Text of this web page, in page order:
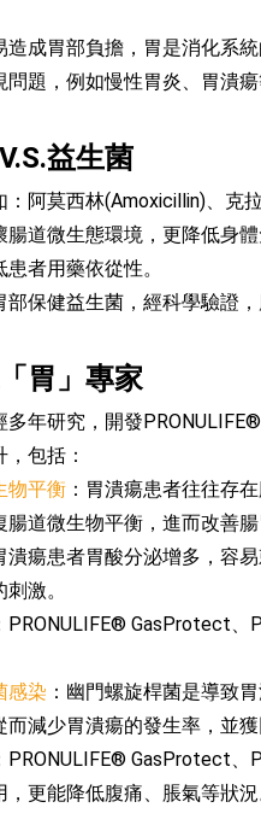
造成胃部負擔，胃是消化系
題，例如慢性胃炎、胃潰
益生菌
：阿莫西林(Amoxicillin)、克
腸道微生態環境，更降低身
者用藥依從性。
部保健益生菌，經科學驗證
胃」專家
多年研究，開發
包括：
物平衡 ：胃潰瘍患者往往存
道微生物平衡，進而改善
潰瘍患者胃酸分泌增多，容
激。
PRONULIFE® GasProtect
感染 ：幽門螺旋桿菌是導致
而減少胃潰瘍的發生率，並獲
PRONULIFE® GasProtect
更能降低腹痛、脹氣等狀況